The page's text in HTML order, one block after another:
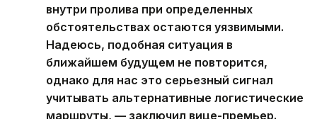
внутри пролива при определенных
обстоятельствах остаются уязвимыми.
Надеюсь, подобная ситуация в
ближайшем будущем не повторится,
однако для нас это серьезный сигнал
учитывать альтернативные логистические
маршруты, — заключил вице-премьер.